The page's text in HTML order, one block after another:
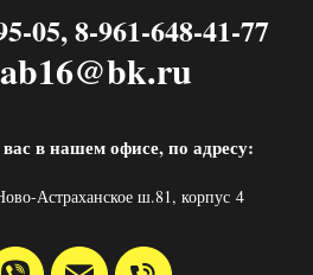
05, 8-961-648-41-77
в нашем офисе, по адресу:
Астраханское ш.81, корпус 4